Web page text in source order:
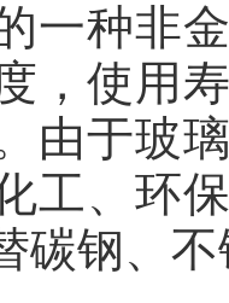
一种非
，使用
由于玻
工、环
碳钢、